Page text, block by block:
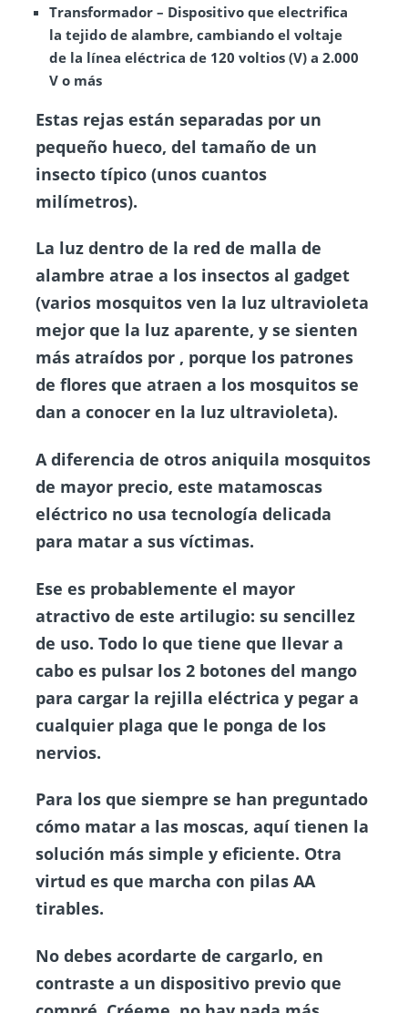
Transformador– Dispositivo que electrifica
la tejido de alambre, cambiando el voltaje
de la línea eléctrica de 120 voltios (V) a 2.000
V o más
Estas rejas están separadas por un
pequeño hueco, del tamaño de un
insecto típico (unos cuantos
milímetros).
La luz dentro de la red de malla de
alambre atrae a los insectos al gadget
(varios mosquitos ven la luz ultravioleta
mejor que la luz aparente, y se sienten
más atraídos por , porque los patrones
de flores que atraen a los mosquitos se
dan a conocer en la luz ultravioleta).
A diferencia de otros aniquila mosquitos
de mayor precio, este matamoscas
eléctrico no usa tecnología delicada
para matar a sus víctimas.
Ese es probablemente el mayor
atractivo de este artilugio: su sencillez
de uso. Todo lo que tiene que llevar a
cabo es pulsar los 2 botones del mango
para cargar la rejilla eléctrica y pegar a
cualquier plaga que le ponga de los
nervios.
Para los que siempre se han preguntado
cómo matar a las moscas, aquí tienen la
solución más simple y eficiente. Otra
virtud es que marcha con pilas AA
tirables.
No debes acordarte de cargarlo, en
contraste a un dispositivo previo que